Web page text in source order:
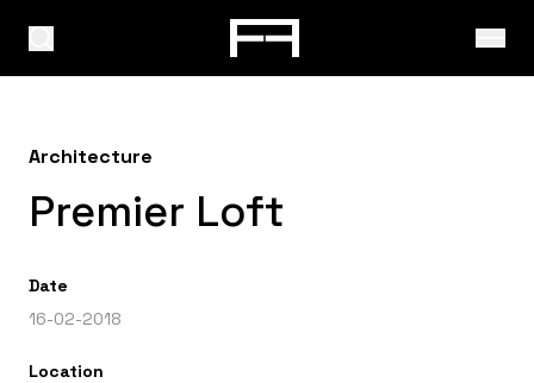
Architecture
Premier Loft
Date
16-02-2018
Location